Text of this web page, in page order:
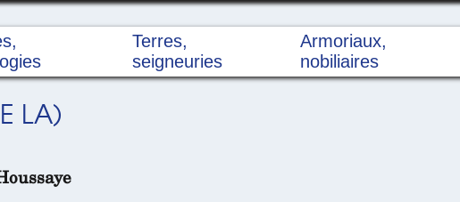
Terres,
seigneuries
Armoriaux,
nobiliaires
LA)